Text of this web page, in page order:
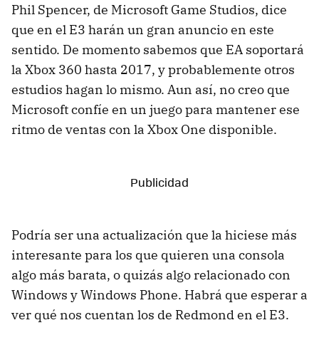
Phil Spencer, de Microsoft Game Studios, dice
que en el E3 harán un gran anuncio en este
sentido. De momento sabemos que EA soportará
la Xbox 360 hasta 2017, y probablemente otros
estudios hagan lo mismo. Aun así, no creo que
Microsoft confíe en un juego para mantener ese
ritmo de ventas con la Xbox One disponible.
Podría ser una actualización que la hiciese más
interesante para los que quieren una consola
algo más barata, o quizás algo relacionado con
Windows y Windows Phone. Habrá que esperar a
ver qué nos cuentan los de Redmond en el E3.